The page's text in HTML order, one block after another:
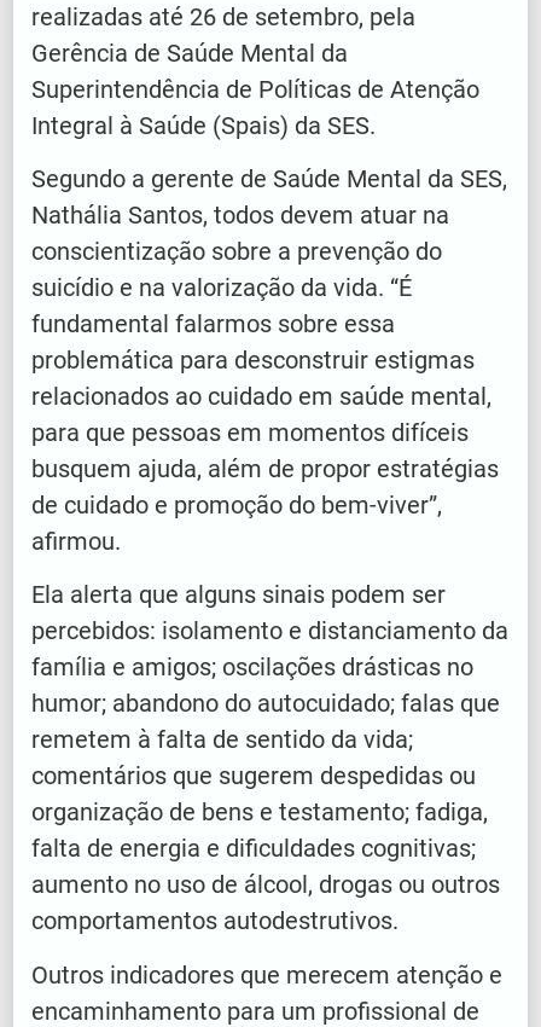
realizadas até 26 de setembro, pela
Gerência de Saúde Mental da
Superintendência de Políticas de Atenção
Integral à Saúde (Spais) da SES.
Segundo a gerente de Saúde Mental da SES,
Nathália Santos, todos devem atuar na
conscientização sobre a prevenção do
suicídio e na valorização da vida. “É
fundamental falarmos sobre essa
problemática para desconstruir estigmas
relacionados ao cuidado em saúde mental,
para que pessoas em momentos difíceis
busquem ajuda, além de propor estratégias
de cuidado e promoção do bem-viver”,
afirmou.
Ela alerta que alguns sinais podem ser
percebidos: isolamento e distanciamento da
família e amigos; oscilações drásticas no
humor; abandono do autocuidado; falas que
remetem à falta de sentido da vida;
comentários que sugerem despedidas ou
organização de bens e testamento; fadiga,
falta de energia e dificuldades cognitivas;
aumento no uso de álcool, drogas ou outros
comportamentos autodestrutivos.
Outros indicadores que merecem atenção e
encaminhamento para um profissional de